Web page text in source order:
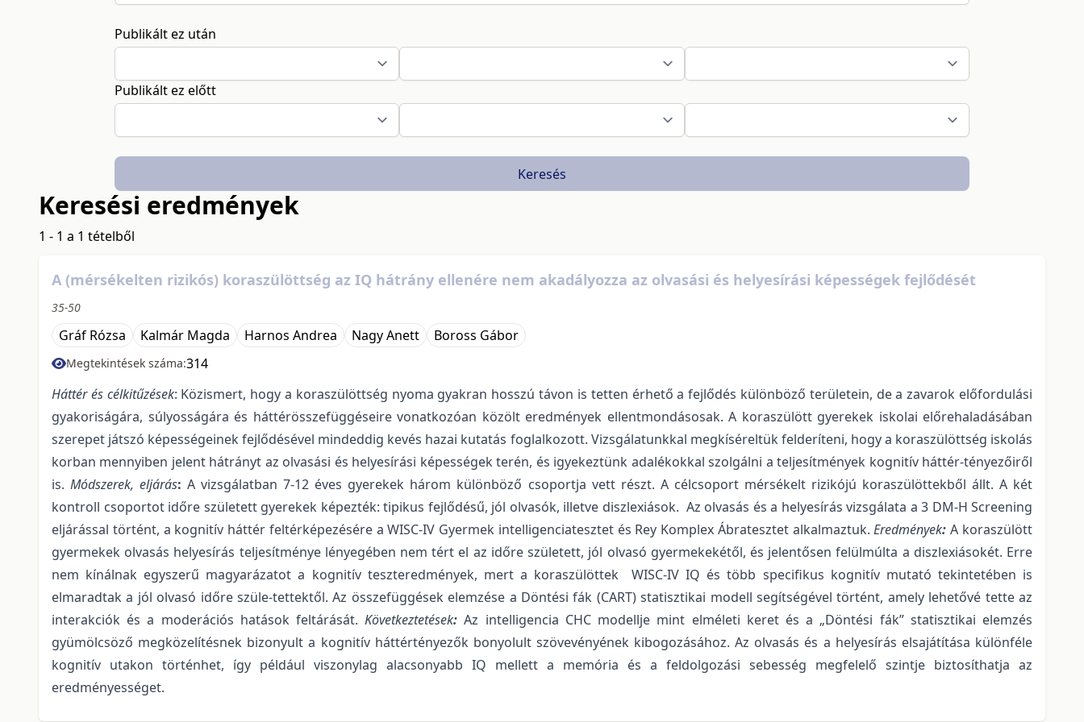
Publikált ez után
Publikált ez előtt
Keresés
Keresési eredmények
1 - 1 a 1 tételből
A (mérsékelten rizikós) koraszülöttség az IQ hátrány ellenére nem akadályozza az olvasási és helyesírási képességek fejlődését
35-50
Gráf Rózsa Kalmár Magda Harnos Andrea Nagy Anett Boross Gábor
Megtekintések száma:314
Háttér és célkitűzések: Közismert, hogy a koraszülöttség nyoma gyakran hosszú távon is tetten érhető a fejlődés különböző területein, de a zavarok előfordulási
gyakoriságára, súlyosságára és háttérösszefüggéseire vonatkozóan közölt eredmények ellentmondásosak. A koraszülött gyerekek iskolai előrehaladásában
szerepet játszó képességeinek fejlődésével mindeddig kevés hazai kutatás foglalkozott. Vizsgálatunkkal megkíséreltük felderíteni, hogy a koraszülöttség iskolás
korban mennyiben jelent hátrányt az olvasási és helyesírási képességek terén, és igyekeztünk adalékokkal szolgálni a teljesítmények kognitív háttér-tényezőiről
is.Módszerek, eljárás: A vizsgálatban 7-12 éves gyerekek három különböző csoportja vett részt. A célcsoport mérsékelt rizikójú koraszülöttekből állt. A két
kontroll csoportot időre született gyerekek képezték: tipikus fejlődésű, jól olvasók, illetve diszlexiások. Az olvasás és a helyesírás vizsgálata a 3 DM-H Screening
eljárással történt, a kognitív háttér feltérképezésére a WISC-IV Gyermek intelligenciatesztet és Rey Komplex Ábratesztet alkalmaztuk.Eredmények: A koraszülött
gyermekek olvasás helyesírás teljesítménye lényegében nem tért el az időre született, jól olvasó gyermekekétől, és jelentősen felülmúlta a diszlexiásokét. Erre
nem kínálnak egyszerű magyarázatot a kognitív teszteredmények, mert a koraszülöttek WISC-IV IQ és több specifikus kognitív mutató tekintetében is
elmaradtak a jól olvasó időre szüle-tettektől. Az összefüggések elemzése a Döntési fák (CART) statisztikai modell segítségével történt, amely lehetővé tette az
interakciók és a moderációs hatások feltárását.Következtetések: Az intelligencia CHC modellje mint elméleti keret és a „Döntési fák” statisztikai elemzés
gyümölcsöző megközelítésnek bizonyult a kognitív háttértényezők bonyolult szövevényének kibogozásához. Az olvasás és a helyesírás elsajátítása különféle
kognitív utakon történhet, így például viszonylag alacsonyabb IQ mellett a memória és a feldolgozási sebesség megfelelő szintje biztosíthatja az
eredményességet.